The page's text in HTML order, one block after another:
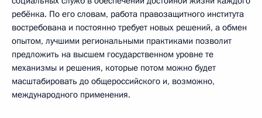
ребёнка. По его словам, работа правозащитного института
востребована и постоянно требует новых решений, а обмен
опытом, лучшими региональными практиками позволит
предложить на высшем государственном уровне те
механизмы и решения, которые потом можно будет
масштабировать до общероссийского и, возможно,
международного применения.